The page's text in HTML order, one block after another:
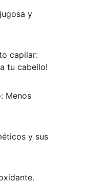
tu cabello!
y sus